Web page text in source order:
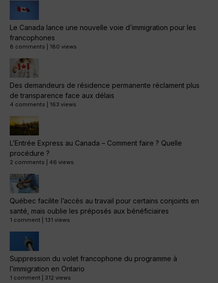
Le Canada lance une nouvelle voie d’immigration pour les
francophones
8 comments 180 views
Des demandeurs de résidence permanente réclament plus
de transparence face aux délais
4 comments 163 views
L’Entrée Express au Canada – Comment faire ? Quelle
procédure ?
2 comments 46 views
Québec facilite l’accès au travail pour certains conjoints en
santé, mais oublie les préposés aux bénéficiaires
1 comment 131 views
Suppression du volet francophone du programme à
l’immigration en Ontario
1 comment 312 views